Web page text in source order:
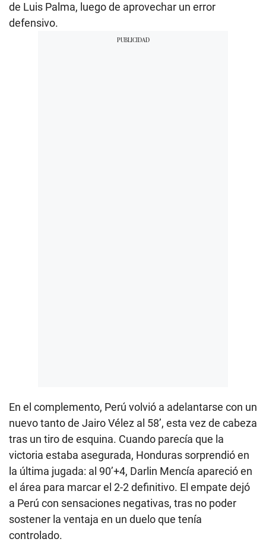
de Luis Palma, luego de aprovechar un error
defensivo.
En el complemento, Perú volvió a adelantarse con un
nuevo tanto de Jairo Vélez al 58’, esta vez de cabeza
tras un tiro de esquina. Cuando parecía que la
victoria estaba asegurada, Honduras sorprendió en
la última jugada: al 90’+4, Darlin Mencía apareció en
el área para marcar el 2-2 definitivo. El empate dejó
a Perú con sensaciones negativas, tras no poder
sostener la ventaja en un duelo que tenía
controlado.